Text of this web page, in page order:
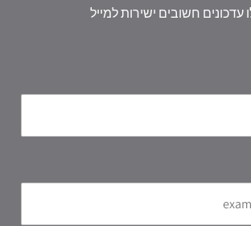
עדכונים חשובים ישירות למייל